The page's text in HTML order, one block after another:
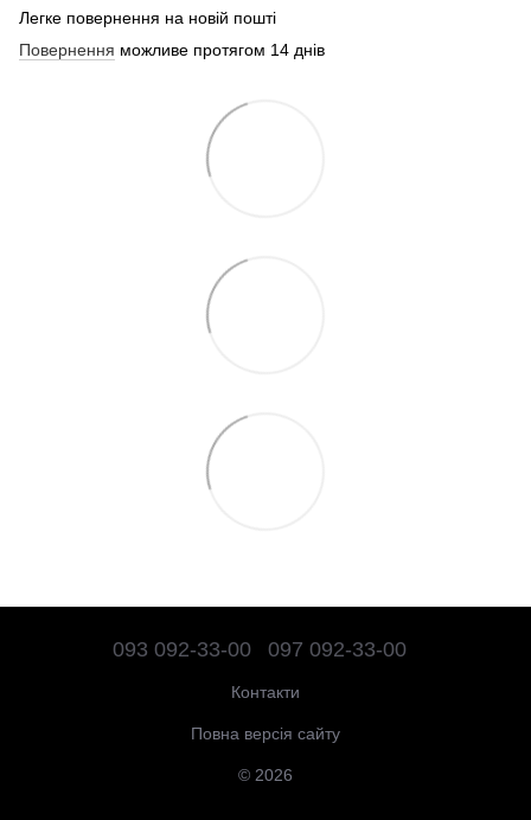
Легке повернення на новій пошті
Повернення можливе протягом 14 днів
093 092-33-00 097 092-33-00
Контакти
Повна версія сайту
© 2026